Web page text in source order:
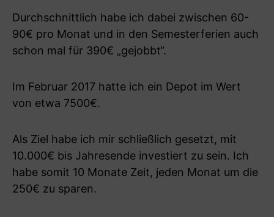
Durchschnittlich habe ich dabei zwischen 60-
90€ pro Monat und in den Semesterferien auch
schon mal für 390€ „gejobbt“.
Im Februar 2017 hatte ich ein Depot im Wert
von etwa 7500€.
Als Ziel habe ich mir schließlich gesetzt, mit
10.000€ bis Jahresende investiert zu sein. Ich
habe somit 10 Monate Zeit, jeden Monat um die
250€ zu sparen.